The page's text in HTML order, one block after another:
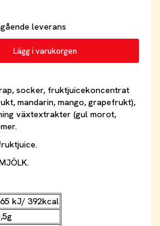
leverans
Lägg i varukorgen
socker, fruktjuicekoncentrat
mandarin, mango, grapefrukt),
växtextrakter (gul morot,
kJ/ 392kcal